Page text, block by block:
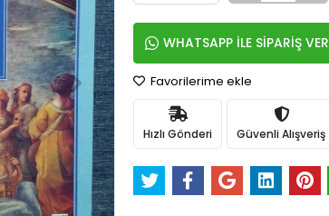
WHATSAPP İLE SİPARİŞ VER
Favorilerime ekle
Hızlı Gönderi Güvenli Alışveriş